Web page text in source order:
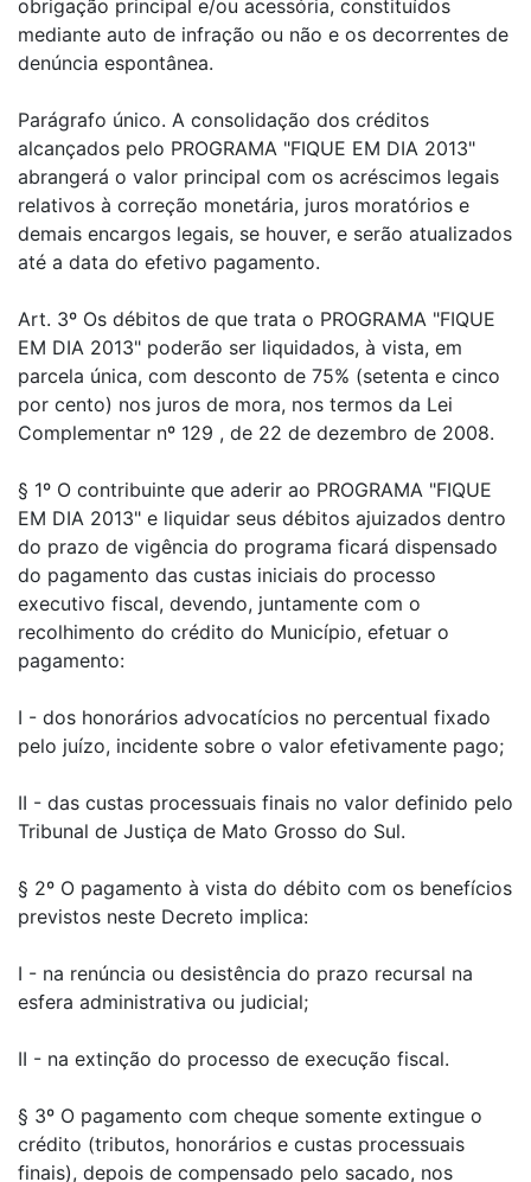
obrigação principal e/ou acessória, constituídos
mediante auto de infração ou não e os decorrentes de
denúncia espontânea.
Parágrafo único. A consolidação dos créditos
alcançados pelo PROGRAMA "FIQUE EM DIA 2013"
abrangerá o valor principal com os acréscimos legais
relativos à correção monetária, juros moratórios e
demais encargos legais, se houver, e serão atualizados
até a data do efetivo pagamento.
Art. 3º Os débitos de que trata o PROGRAMA "FIQUE
EM DIA 2013" poderão ser liquidados, à vista, em
parcela única, com desconto de 75% (setenta e cinco
por cento) nos juros de mora, nos termos da Lei
Complementar nº 129 , de 22 de dezembro de 2008.
§ 1º O contribuinte que aderir ao PROGRAMA "FIQUE
EM DIA 2013" e liquidar seus débitos ajuizados dentro
do prazo de vigência do programa ficará dispensado
do pagamento das custas iniciais do processo
executivo fiscal, devendo, juntamente com o
recolhimento do crédito do Município, efetuar o
pagamento:
I - dos honorários advocatícios no percentual fixado
pelo juízo, incidente sobre o valor efetivamente pago;
II - das custas processuais finais no valor definido pelo
Tribunal de Justiça de Mato Grosso do Sul.
§ 2º O pagamento à vista do débito com os benefícios
previstos neste Decreto implica:
I - na renúncia ou desistência do prazo recursal na
esfera administrativa ou judicial;
II - na extinção do processo de execução fiscal.
§ 3º O pagamento com cheque somente extingue o
crédito (tributos, honorários e custas processuais
finais), depois de compensado pelo sacado, nos